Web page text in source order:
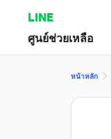
LINE
ศูนย์ช่วยเหลือ
หน้าหลัก